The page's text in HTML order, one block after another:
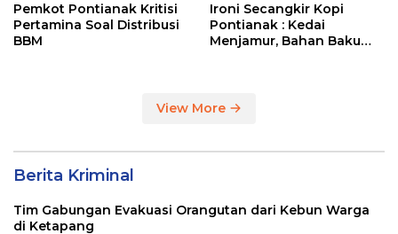
Pemkot Pontianak Kritisi
Pertamina Soal Distribusi
BBM
Ironi Secangkir Kopi
Pontianak : Kedai
Menjamur, Bahan Baku
View More
Berita Kriminal
Tim Gabungan Evakuasi Orangutan dari Kebun Warga
di Ketapang